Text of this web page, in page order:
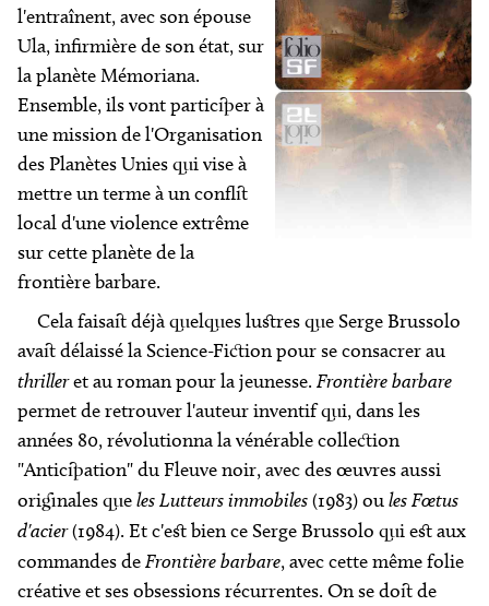
l'entraînent, avec son épouse
Ula, infirmière de son état, sur
la planète Mémoriana.
Ensemble, ils vont participer à
une mission de l'Organisation
des Planètes Unies qui vise à
mettre un terme à un conflit
local d'une violence extrême
sur cette planète de la
frontière barbare.
Cela faisait déjà quelques lustres que Serge Brussolo
avait délaissé la Science-Fiction pour se consacrer au
thrilleret au roman pour la jeunesse. Frontière barbare
permet de retrouver l'auteur inventif qui, dans les
années 80, révolutionna la vénérable collection
"Anticipation" du Fleuve noir, avec des œuvres aussi
originales queles Lutteurs immobiles(1983) oules Fœtus
d'acier(1984). Et c'est bien ce Serge Brussolo qui est aux
commandes deFrontière barbare, avec cette même folie
créative et ses obsessions récurrentes. On se doit de